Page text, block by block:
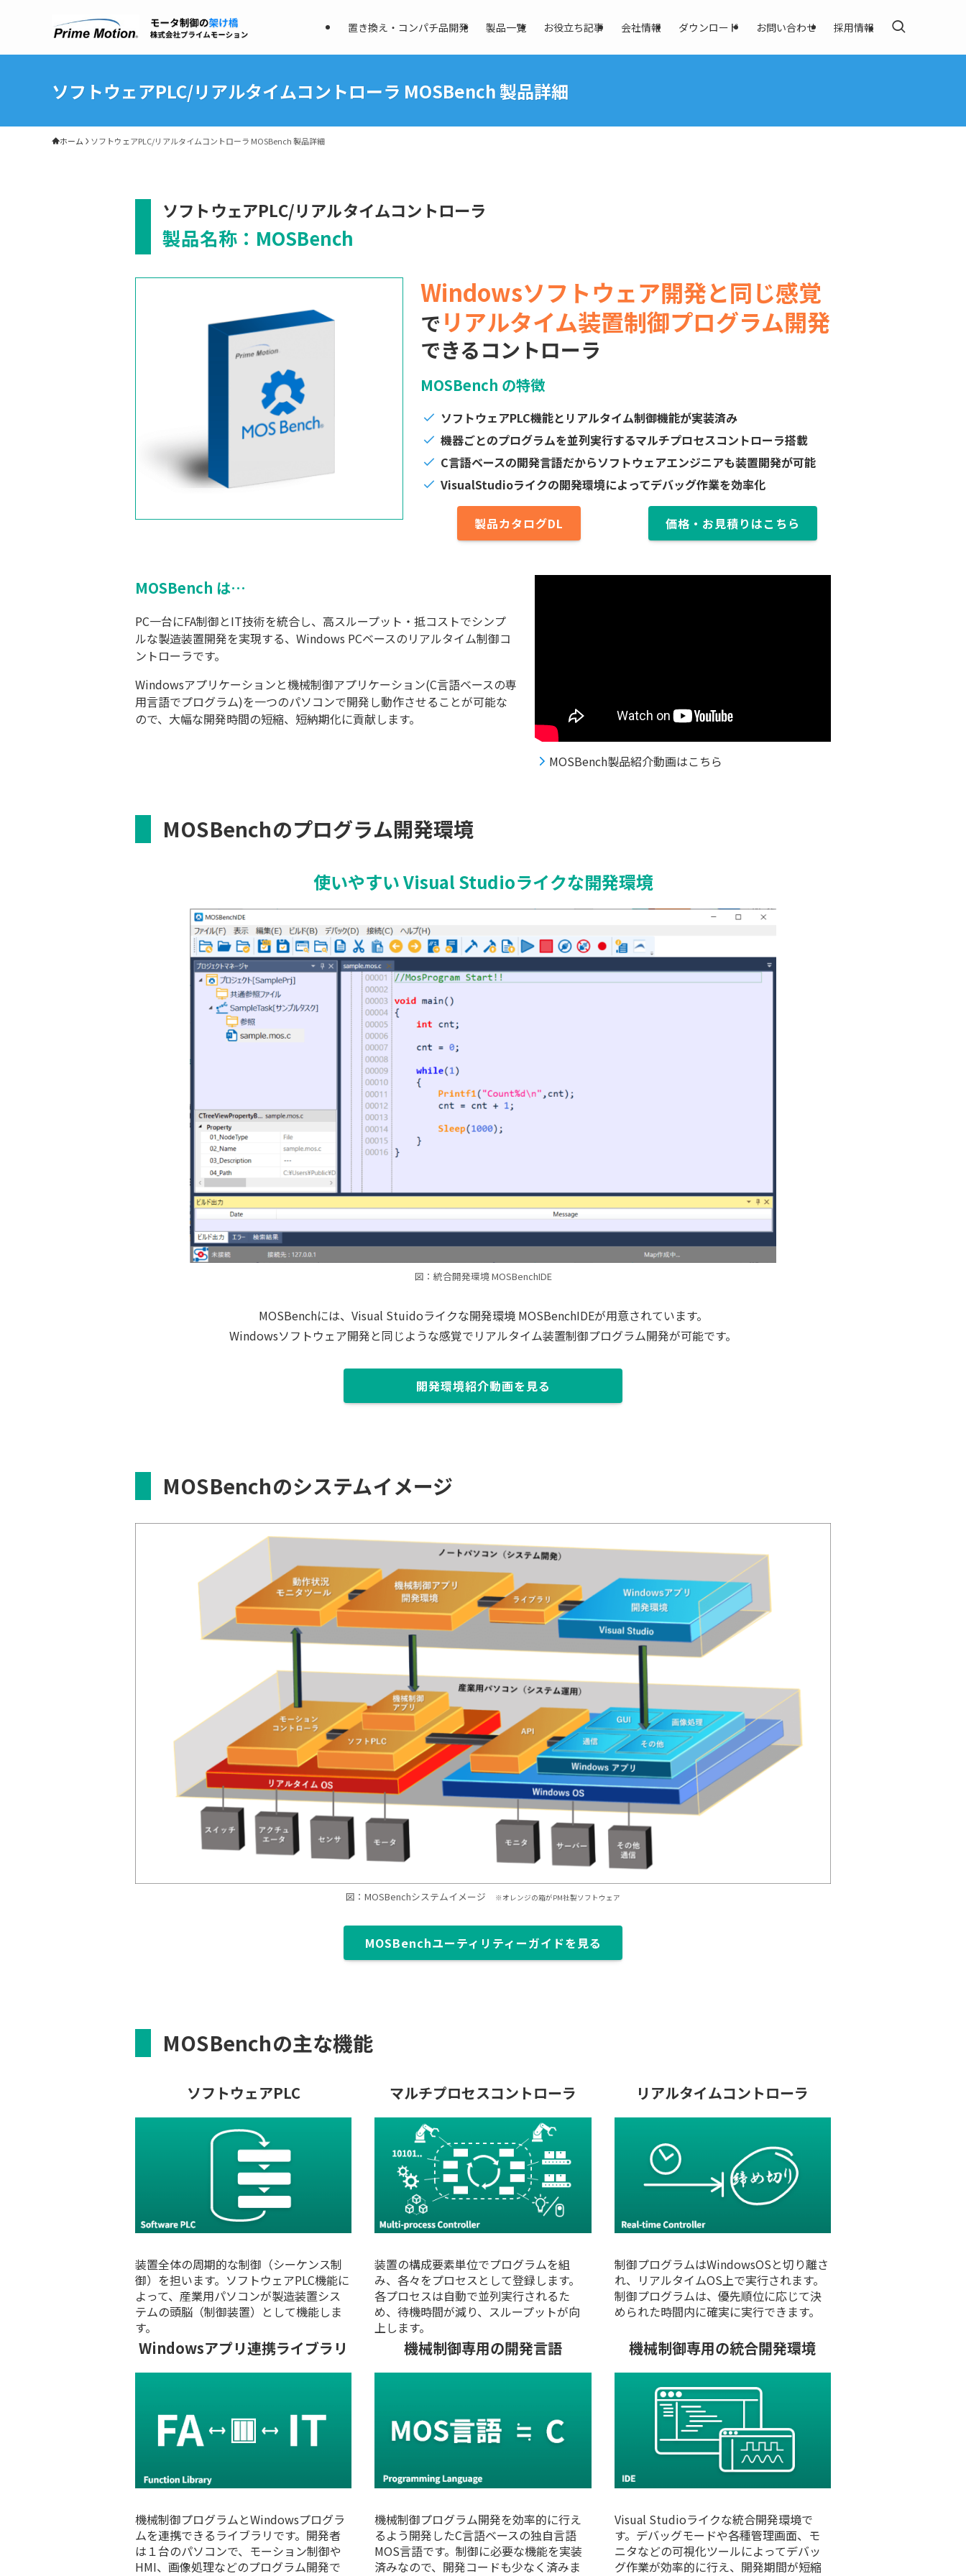
置き換え・コンパチ品開発 製品一覧 お役立ち記事 会社情報 ダウンロード お問い合わせ 採用情報
ソフトウェアPLC/リアルタイムコントローラ MOSBench 製品詳細
ホーム ソフトウェアPLC/リアルタイムコントローラ MOSBench 製品詳細
ソフトウェアPLC/リアルタイムコントローラ
製品名称：MOSBench
Windowsソフトウェア開発と同じ感覚
でリアルタイム装置制御プログラム開発
できるコントローラ
MOSBench の特徴
ソフトウェアPLC機能とリアルタイム制御機能が実装済み
機器ごとのプログラムを並列実行するマルチプロセスコントローラ搭載
C言語ベースの開発言語だからソフトウェアエンジニアも装置開発が可能
VisualStudioライクの開発環境によってデバッグ作業を効率化
製品カタログDL 価格・お見積りはこちら
MOSBench は…
PC一台にFA制御とIT技術を統合し、高スループット・抵コストでシンプ
ルな製造装置開発を実現する、Windows PCベースのリアルタイム制御コ
ントローラです。
Windowsアプリケーションと機械制御アプリケーション(C言語ベースの専
用言語でプログラム)を一つのパソコンで開発し動作させることが可能な
ので、大幅な開発時間の短縮、短納期化に貢献します。
MOSBench製品紹介動画はこちら
MOSBenchのプログラム開発環境
使いやすい Visual Studioライクな開発環境
図：統合開発環境 MOSBenchIDE
MOSBenchには、Visual Stuidoライクな開発環境 MOSBenchIDEが用意されています。
Windowsソフトウェア開発と同じような感覚でリアルタイム装置制御プログラム開発が可能です。
開発環境紹介動画を見る
MOSBenchのシステムイメージ
図：MOSBenchシステムイメージ ※オレンジの箱がPM社製ソフトウェア
MOSBenchユーティリティーガイドを見る
MOSBenchの主な機能
ソフトウェアPLC
装置全体の周期的な制御（シーケンス制
御）を担います。ソフトウェアPLC機能に
よって、産業用パソコンが製造装置シス
テムの頭脳（制御装置）として機能しま
す。
マルチプロセスコントローラ
装置の構成要素単位でプログラムを組
み、各々をプロセスとして登録します。
各プロセスは自動で並列実行されるた
め、待機時間が減り、スループットが向
上します。
リアルタイムコントローラ
制御プログラムはWindowsOSと切り離さ
れ、リアルタイムOS上で実行されます。
制御プログラムは、優先順位に応じて決
められた時間内に確実に実行できます。
Windowsアプリ連携ライブラリ
機械制御プログラムとWindowsプログラ
ムを連携できるライブラリです。開発者
は１台のパソコンで、モーション制御や
HMI、画像処理などのプログラム開発で
機械制御専用の開発言語
機械制御プログラム開発を効率的に行え
るよう開発したC言語ベースの独自言語
MOS言語です。制御に必要な機能を実装
済みなので、開発コードも少なく済みま
機械制御専用の統合開発環境
Visual Studioライクな統合開発環境で
す。デバッグモードや各種管理画面、モ
ニタなどの可視化ツールによってデバッ
グ作業が効率的に行え、開発期間が短縮